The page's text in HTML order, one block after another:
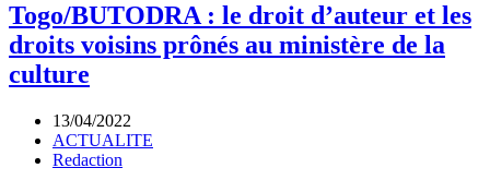
Togo/BUTODRA : le droit d’auteur et les
droits voisins prônés au ministère de la
culture
13/04/2022
ACTUALITE
Redaction